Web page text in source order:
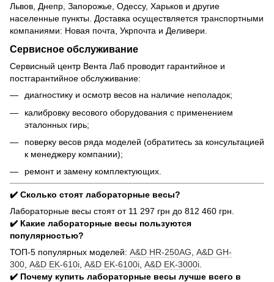
Львов, Днепр, Запорожье, Одессу, Харьков и другие
населенные пункты. Доставка осуществляется транспортными
компаниями: Новая почта, Укрпочта и Деливери.
Сервисное обслуживание
Сервисный центр Вента Лаб проводит гарантийное и
постгарантийное обслуживание:
диагностику и осмотр весов на наличие неполадок;
калибровку весового оборудования с применением
эталонных гирь;
поверку весов ряда моделей (обратитесь за консультацией
к менеджеру компании);
ремонт и замену комплектующих.
✔️ Сколько стоят лабораторные весы?
Лабораторные весы стоят от 11 297 грн до 812 460 грн.
✔️ Какие лабораторные весы пользуются
популярностью?
ТОП-5 популярных моделей: A&D HR-250AG A&D GH-
300 A&D EK-610i A&D EK-6100i A&D EK-3000i
✔️ Почему купить лабораторные весы лучше всего в